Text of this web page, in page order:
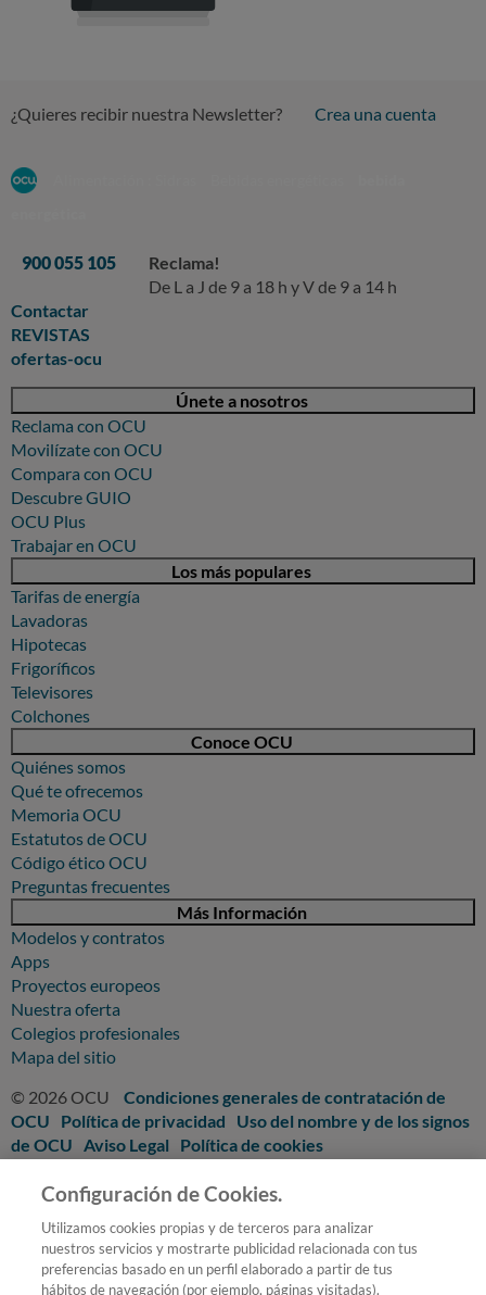
¿Quieres recibir nuestra Newsletter? Crea una cuenta
900 055 105
Reclama!
De L a J de 9 a 18 h y V de 9 a 14 h
Contactar
REVISTAS
ofertas-ocu
Únete a nosotros
Reclama con OCU
Movilízate con OCU
Compara con OCU
Descubre GUIO
OCU Plus
Trabajar en OCU
Los más populares
Tarifas de energía
Lavadoras
Hipotecas
Frigoríficos
Televisores
Colchones
Conoce OCU
Quiénes somos
Qué te ofrecemos
Memoria OCU
Estatutos de OCU
Código ético OCU
Preguntas frecuentes
Más Información
Modelos y contratos
Apps
Proyectos europeos
Nuestra oferta
Colegios profesionales
Mapa del sitio
© 2026 OCU
Condiciones generales de contratación de
OCU
Política de privacidad
Uso del nombre y de los signos
de OCU Aviso Legal Política de cookies
Configuración de Cookies.
Utilizamos cookies propias y de terceros para analizar
nuestros servicios y mostrarte publicidad relacionada con tus
preferencias basado en un perfil elaborado a partir de tus
hábitos de navegación (por ejemplo, páginas visitadas).